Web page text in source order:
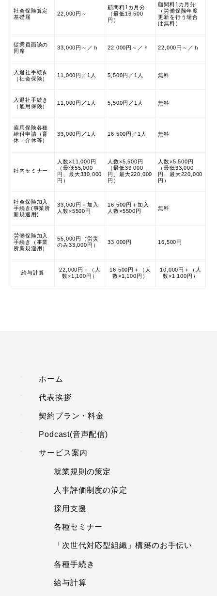
社会保険算定
基礎届
22,000円～
顧問料1カ月分
（最低16,500
円）
顧問料1カ月分
（労働保険年度
更新を行う場合
は無料）
従業員面談の
同席
33,000円～／ｈ 22,000円～／ｈ 22,000円～／ｈ
入退社手続き
（社会保険）
11,000円／1人 5,500円／1人 無料
入退社手続き
（雇用保険）
11,000円／1人 5,500円／1人 無料
雇用保険各種
給付申請（育
休・介休等）
33,000円／1人 16,500円／1人 無料
社内セミナー
人数×11,000円
（最低55,000
円、最大330,000
円）
人数×5,500円
（最低33,000
円、最大220,000
円）
人数×5,500円
（最低33,000
円、最大220,000
円）
社会保険加入
手続き(事業所
新規適用)
33,000円＋加入
人数×5500円
16,500円＋加入
人数×5500円
無料
労働保険加入
手続き（事業
所新規適用）
55,000円（労災
のみ33,000円）
33,000円 16,500円
給与計算
22,000円＋（人
数×1,100円）
16,500円＋（人
数×1,100円）
10,000円＋（人
数×1,100円）
ホーム
代表挨拶
契約プラン・料金
Podcast(音声配信)
サービス案内
就業規則の策定
人事評価制度の策定
採用支援
各種セミナー
「次世代対応型組織」構築のお手伝い
各種手続き
給与計算